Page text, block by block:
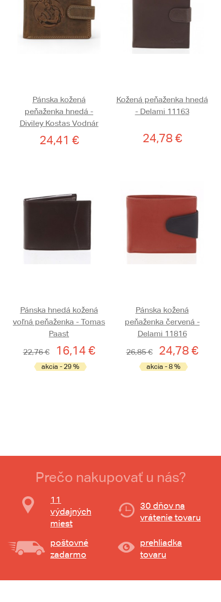
Pánska kožená
peňaženka hnedá -
Diviley Kostas Vodnár
24,41 €
Kožená peňaženka hnedá
- Delami 11163
24,78 €
Pánska hnedá kožená
voľná peňaženka - Tomas
Paast
22,76 €
16,14 €
akcia - 29 %
Pánska kožená
peňaženka červená -
Delami 11816
26,85 €
24,78 €
akcia - 8 %
Prečo nakupovať u nás?
11
výdajných
miest
30 dňov na
vrátenie tovaru
poštovné
zadarmo
prehliadka
tovaru